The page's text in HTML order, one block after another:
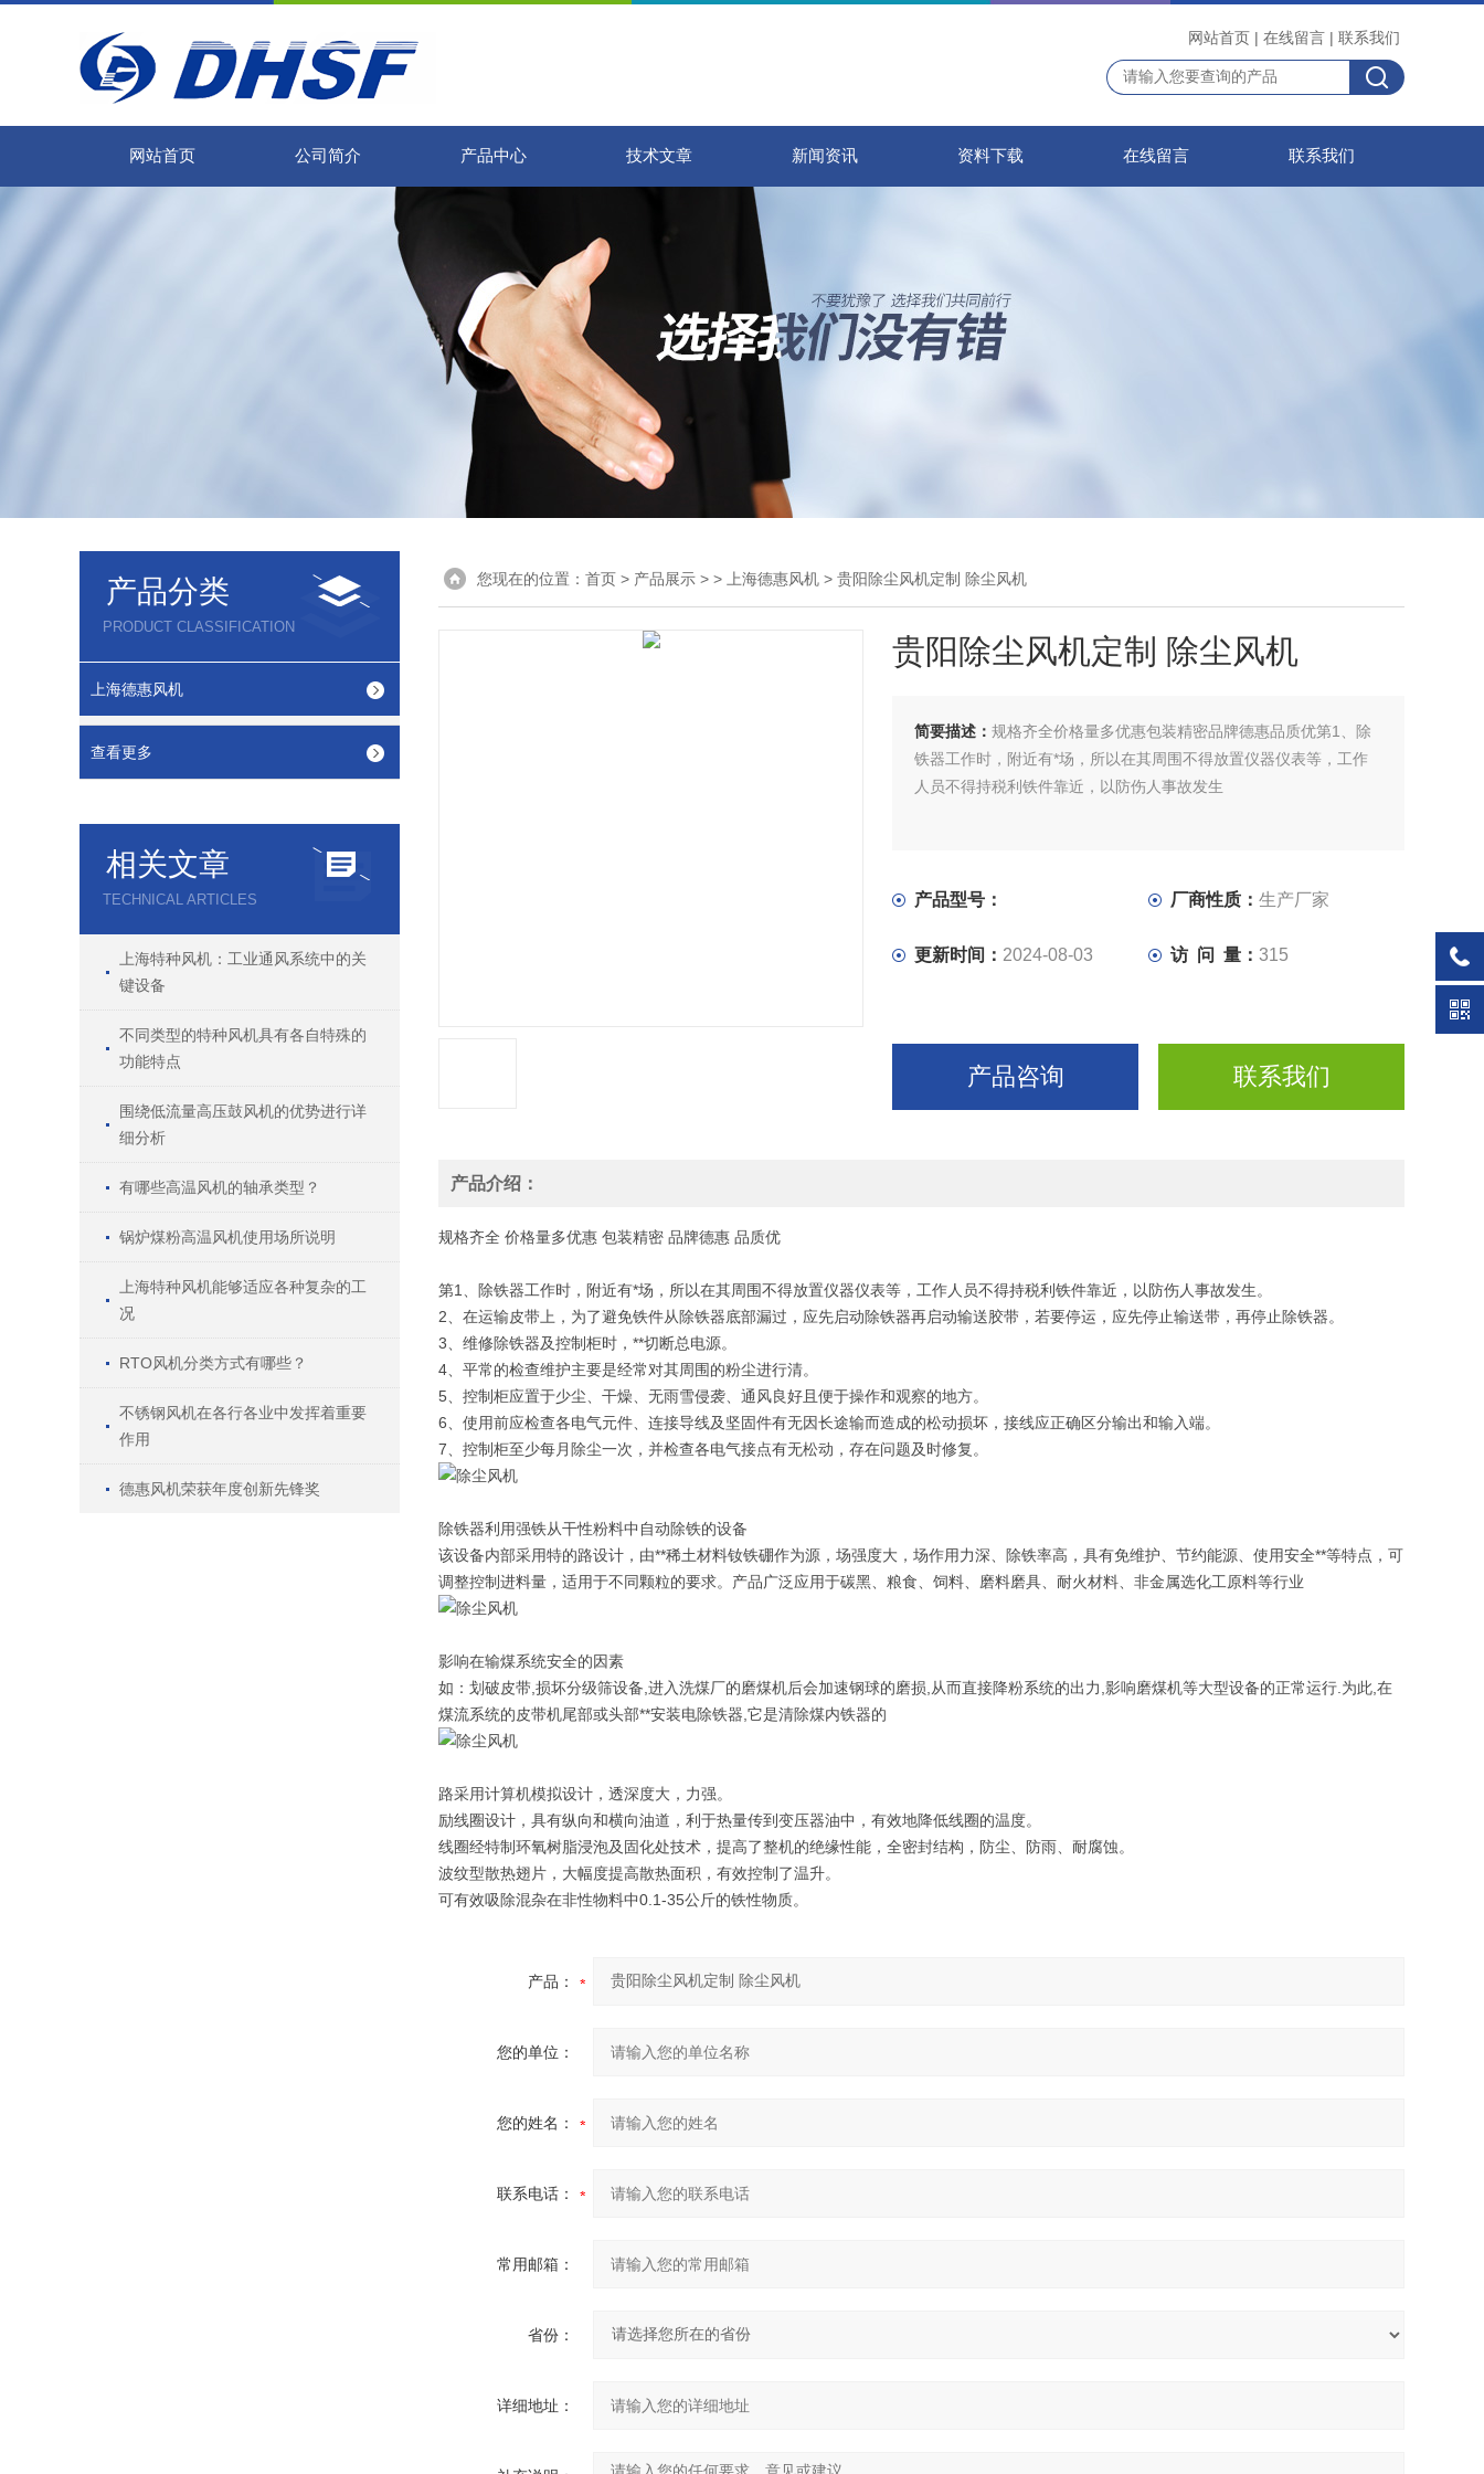
网站首页 | 在线留言 | 联系我们
网站首页 公司简介 产品中心 技术文章 新闻资讯 资料下载 在线留言 联系我们
产品分类
PRODUCT CLASSIFICATION
上海德惠风机
查看更多
相关文章
TECHNICAL ARTICLES
上海特种风机：工业通风系统中的关
键设备
不同类型的特种风机具有各自特殊的
功能特点
围绕低流量高压鼓风机的优势进行详
细分析
有哪些高温风机的轴承类型？
锅炉煤粉高温风机使用场所说明
上海特种风机能够适应各种复杂的工
况
RTO风机分类方式有哪些？
不锈钢风机在各行各业中发挥着重要
作用
德惠风机荣获年度创新先锋奖
您现在的位置： 首页 > 产品展示 > > 上海德惠风机 > 贵阳除尘风机定制 除尘风机
贵阳除尘风机定制 除尘风机
简要描述：规格齐全价格量多优惠包装精密品牌德惠品质优第1、除
铁器工作时，附近有*场，所以在其周围不得放置仪器仪表等，工作
人员不得持税利铁件靠近，以防伤人事故发生
产品型号： 厂商性质：生产厂家
更新时间： 2024-08-03 访 问 量：315
产品咨询 联系我们
产品介绍：
规格齐全 价格量多优惠 包装精密 品牌德惠 品质优
第1、除铁器工作时，附近有*场，所以在其周围不得放置仪器仪表等，工作人员不得持税利铁件靠近，以防伤人事故发生。
2、在运输皮带上，为了避免铁件从除铁器底部漏过，应先启动除铁器再启动输送胶带，若要停运，应先停止输送带，再停止除铁器。
3、维修除铁器及控制柜时，**切断总电源。
4、平常的检查维护主要是经常对其周围的粉尘进行清。
5、控制柜应置于少尘、干燥、无雨雪侵袭、通风良好且便于操作和观察的地方。
6、使用前应检查各电气元件、连接导线及坚固件有无因长途输而造成的松动损坏，接线应正确区分输出和输入端。
7、控制柜至少每月除尘一次，并检查各电气接点有无松动，存在问题及时修复。
除铁器利用强铁从干性粉料中自动除铁的设备
该设备内部采用特的路设计，由**稀土材料钕铁硼作为源，场强度大，场作用力深、除铁率高，具有免维护、节约能源、使用安全**等特点，可
调整控制进料量，适用于不同颗粒的要求。产品广泛应用于碳黑、粮食、饲料、磨料磨具、耐火材料、非金属选化工原料等行业
影响在输煤系统安全的因素
如：划破皮带,损坏分级筛设备,进入洗煤厂的磨煤机后会加速钢球的磨损,从而直接降粉系统的出力,影响磨煤机等大型设备的正常运行.为此,在
煤流系统的皮带机尾部或头部**安装电除铁器,它是清除煤内铁器的
路采用计算机模拟设计，透深度大，力强。
励线圈设计，具有纵向和横向油道，利于热量传到变压器油中，有效地降低线圈的温度。
线圈经特制环氧树脂浸泡及固化处技术，提高了整机的绝缘性能，全密封结构，防尘、防雨、耐腐蚀。
波纹型散热翅片，大幅度提高散热面积，有效控制了温升。
可有效吸除混杂在非性物料中0.1-35公斤的铁性物质。
产品：
您的单位：
您的姓名：
联系电话：
常用邮箱：
省份：
详细地址：